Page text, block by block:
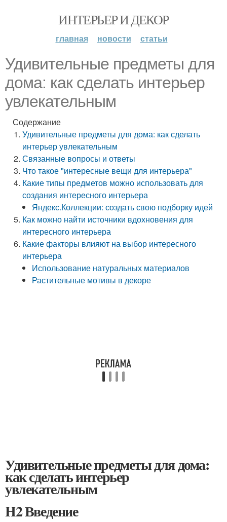
ИНТЕРЬЕР И ДЕКОР
главная новости статьи
Удивительные предметы для
дома: как сделать интерьер
увлекательным
Содержание
Удивительные предметы для дома: как сделать
интерьер увлекательным
Связанные вопросы и ответы
Что такое "интересные вещи для интерьера"
Какие типы предметов можно использовать для
создания интересного интерьера
Яндекс.Коллекции: создать свою подборку идей
Как можно найти источники вдохновения для
интересного интерьера
Какие факторы влияют на выбор интересного
интерьера
Использование натуральных материалов
Растительные мотивы в декоре
Удивительные предметы для дома:
как сделать интерьер
увлекательным
H2 Введение